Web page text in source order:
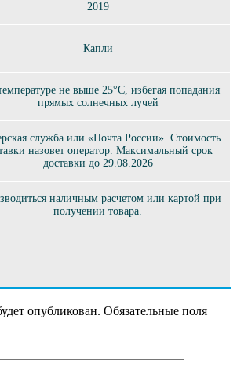
2019
Капли
не выше 25°C, избегая попадания
прямых солнечных лучей
служба или «Почта России». Стоимость
назовет оператор. Максимальный срок
доставки до 29.08.2026
наличным расчетом или картой при
получении товара.
опубликован. Обязательные поля